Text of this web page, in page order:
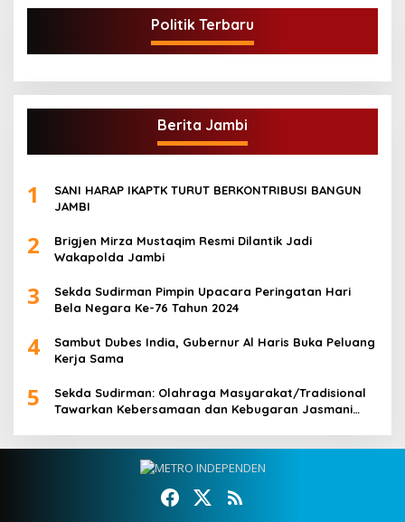
Politik Terbaru
Berita Jambi
1
SANI HARAP IKAPTK TURUT BERKONTRIBUSI BANGUN
JAMBI
2
Brigjen Mirza Mustaqim Resmi Dilantik Jadi
Wakapolda Jambi
3
Sekda Sudirman Pimpin Upacara Peringatan Hari
Bela Negara Ke-76 Tahun 2024
4
Sambut Dubes India, Gubernur Al Haris Buka Peluang
Kerja Sama
5
Sekda Sudirman: Olahraga Masyarakat/Tradisional
Tawarkan Kebersamaan dan Kebugaran Jasmani